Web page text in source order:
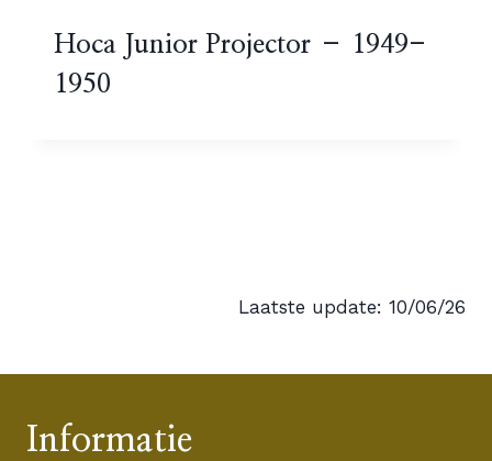
Hoca Junior Projector – 1949-
1950
Laatste update: 10/06/26
Informatie